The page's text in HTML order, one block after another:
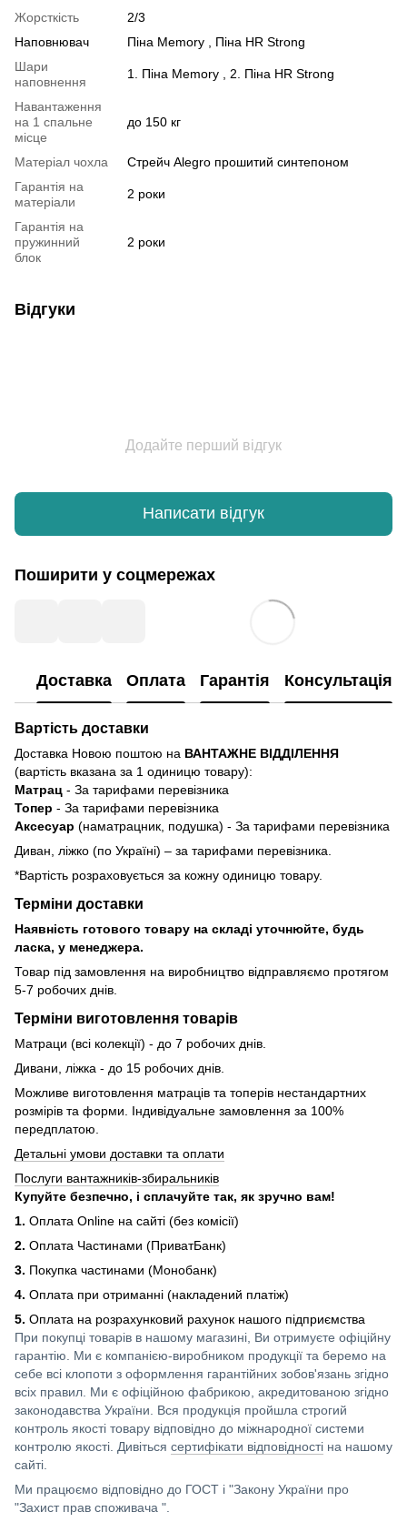
Жорсткість
2/3
Наповнювач
Піна Memory , Піна HR Strong
Шари
наповнення
1. Піна Memory , 2. Піна HR Strong
Навантаження
на 1 спальне
місце
до 150 кг
Матеріал чохла
Стрейч Alegro прошитий синтепоном
Гарантія на
матеріали
2 роки
Гарантія на
пружинний
блок
2 роки
Відгуки
Додайте перший відгук
Написати відгук
Поширити у соцмережах
Доставка Оплата Гарантія Консультація
Вартість доставки
Доставка Новою поштою на ВАНТАЖНЕ ВІДДІЛЕННЯ
(вартість вказана за 1 одиницю товару):
Матрац - За тарифами перевізника
Топер - За тарифами перевізника
Аксесуар (наматрацник, подушка) - За тарифами перевізника
Диван, ліжко (по Україні) – за тарифами перевізника.
*Вартість розраховується за кожну одиницю товару.
Терміни доставки
Наявність готового товару на складі уточнюйте, будь
ласка, у менеджера.
Товар під замовлення на виробництво відправляємо протягом
5-7 робочих днів.
Терміни виготовлення товарів
Матраци (всі колекції) - до 7 робочих днів.
Дивани, ліжка - до 15 робочих днів.
Можливе виготовлення матраців та топерів нестандартних
розмірів та форми. Індивідуальне замовлення за 100%
передплатою.
Детальні умови доставки та оплати
Послуги вантажників-збиральників
Купуйте безпечно, і сплачуйте так, як зручно вам!
1. Оплата Online на сайті (без комісії)
2. Оплата Частинами (ПриватБанк)
3. Покупка частинами (Монобанк)
4. Оплата при отриманні (накладений платіж)
5. Оплата на розрахунковий рахунок нашого підприємства
При покупці товарів в нашому магазині, Ви отримуєте офіційну
гарантію. Ми є компанією-виробником продукції та беремо на
себе всі клопоти з оформлення гарантійних зобов'язань згідно
всіх правил. Ми є офіційною фабрикою, акредитованою згідно
законодавства України. Вся продукція пройшла строгий
контроль якості товару відповідно до міжнародної системи
контролю якості. Дивіться сертифікати відповідності на нашому
сайті.
Ми працюємо відповідно до ГОСТ і "Закону України про
"Захист прав споживача ".